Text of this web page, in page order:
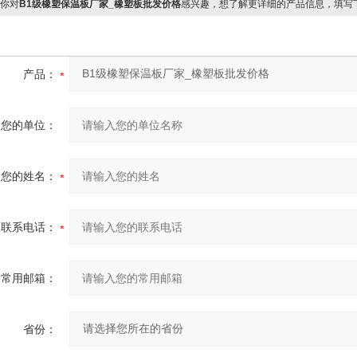
对B1级橡塑保温板厂家_橡塑板批发价格感兴趣，想了解更详细的产品信息，填写
产品：
您的单位：
您的姓名：
联系电话：
常用邮箱：
省份：